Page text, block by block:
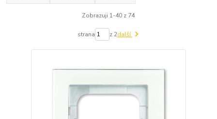
Zobrazuji 1-40 z 74
strana z 2další